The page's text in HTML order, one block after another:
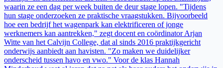
waarin ze een dag per week buiten de deur stage lopen. "Tijdens
hun stage onderzoeken ze praktische vraagstukken. Bijvoorbeeld
hoe een bedrijf het wagenpark kan elektrificeren of jonge
werknemers kan aantrekken," zegt docent en coördinator Arjan
Witte van het Calvijn College, dat al sinds 2016 praktijkgericht
onderwijs aanbiedt aan havisten. "Zo maken we duidelijker
onderscheid tussen havo en vwo." Voor de klas Hannah